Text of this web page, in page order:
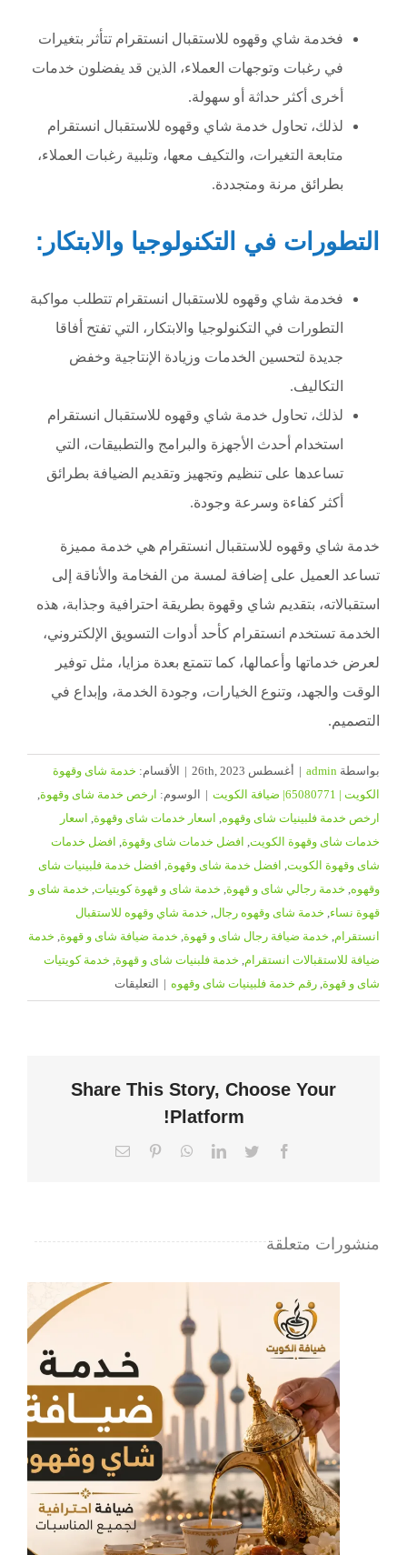
فخدمة شاي وقهوه للاستقبال انستقرام تتأثر بتغيرات
في رغبات وتوجهات العملاء، الذين قد يفضلون خدمات
أخرى أكثر حداثة أو سهولة.
لذلك، تحاول خدمة شاي وقهوه للاستقبال انستقرام
متابعة التغيرات، والتكيف معها، وتلبية رغبات العملاء،
بطرائق مرنة ومتجددة.
التطورات في التكنولوجيا والابتكار:
فخدمة شاي وقهوه للاستقبال انستقرام تتطلب مواكبة
التطورات في التكنولوجيا والابتكار، التي تفتح أفاقا
جديدة لتحسين الخدمات وزيادة الإنتاجية وخفض
التكاليف.
لذلك، تحاول خدمة شاي وقهوه للاستقبال انستقرام
استخدام أحدث الأجهزة والبرامج والتطبيقات، التي
تساعدها على تنظيم وتجهيز وتقديم الضيافة بطرائق
أكثر كفاءة وسرعة وجودة.
خدمة شاي وقهوه للاستقبال انستقرام هي خدمة مميزة
تساعد العميل على إضافة لمسة من الفخامة والأناقة إلى
استقبالاته، بتقديم شاي وقهوة بطريقة احترافية وجذابة، هذه
الخدمة تستخدم انستقرام كأحد أدوات التسويق الإلكتروني،
لعرض خدماتها وأعمالها، كما تتمتع بعدة مزايا، مثل توفير
الوقت والجهد، وتنوع الخيارات، وجودة الخدمة، وإبداع في
التصميم.
بواسطة admin
| أغسطس 26th, 2023 | الأقسام: خدمة شاى وقهوة
الكويت | 65080771| ضيافة الكويت
| الوسوم: ارخص خدمة شاى وقهوة,
ارخص خدمة فلبينيات شاى وقهوه, اسعار خدمات شاى وقهوة, اسعار
خدمات شاى وقهوة الكويت, افضل خدمات شاى وقهوة, افضل خدمات
شاى وقهوة الكويت, افضل خدمة شاى وقهوة, افضل خدمة فلبينيات شاى
وقهوه, خدمة رجالي شاى و قهوة, خدمة شاى و قهوة كويتيات, خدمة شاى و
قهوة نساء, خدمة شاى وقهوه رجال, خدمة شاي وقهوه للاستقبال
انستقرام, خدمة ضيافة رجال شاى و قهوة, خدمة ضيافة شاى و قهوة, خدمة
ضيافة للاستقبالات انستقرام, خدمة فلبنيات شاى و قهوة, خدمة كويتيات
شاى و قهوة, رقم خدمة فلبينيات شاى وقهوه | التعليقات
مغلقة
Share This Story, Choose Your
Platform!
Facebook
Twitter
LinkedIn
WhatsApp
Pinterest
Email
منشورات متعلقة